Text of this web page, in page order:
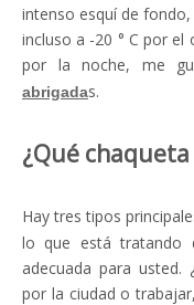
intenso esquí de
incluso a -20 ° C por
por la noche, me
abrigadas.
¿Qué
Hay tres tipos
lo que está tratando
adecuada para usted.
por la ciudad o